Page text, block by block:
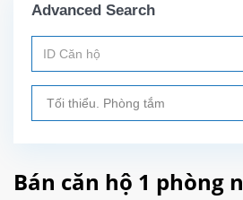
Advanced Search
Bán căn hộ 1 phòng